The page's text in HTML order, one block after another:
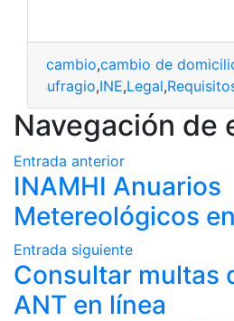
cambio,cambio de
al sufragio,INE,Legal,
Navegación de
Entrada anterior
INAMHI Anuarios
Metereológicos
Entrada siguiente
Consultar multas
ANT en línea